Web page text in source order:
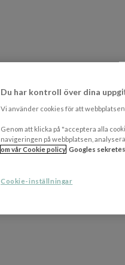
Du har kontroll över dina
Vi använder cookies för att
Genom att klicka på "acceptera alla
navigeringen på webbplatsen,
om vår Cookie policy Googles
Cookie-inställningar